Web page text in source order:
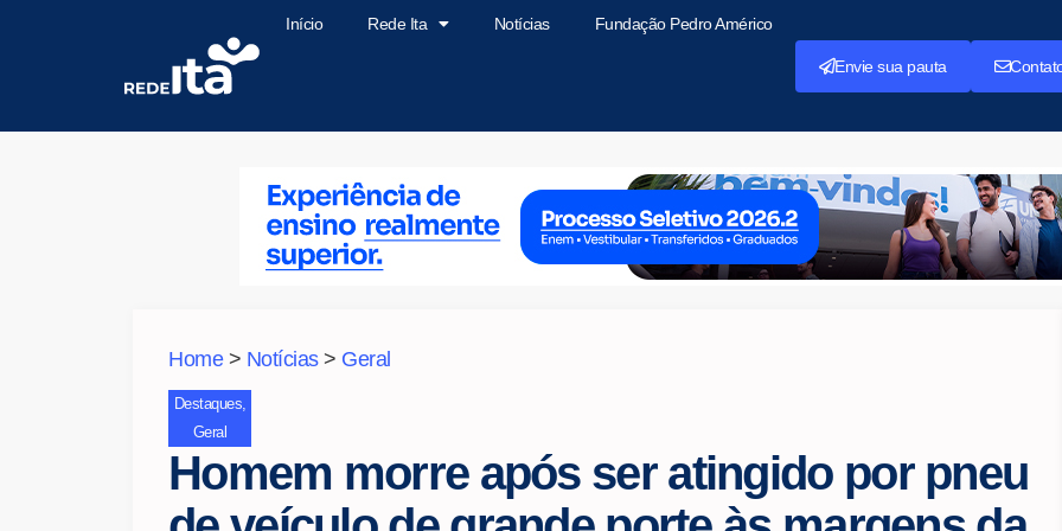
Início Rede Ita Notícias Fundação Pedro Américo
Envie sua pauta
Home> Notícias> Geral
Destaques,
Geral
Homem morre após ser atingido por pneu